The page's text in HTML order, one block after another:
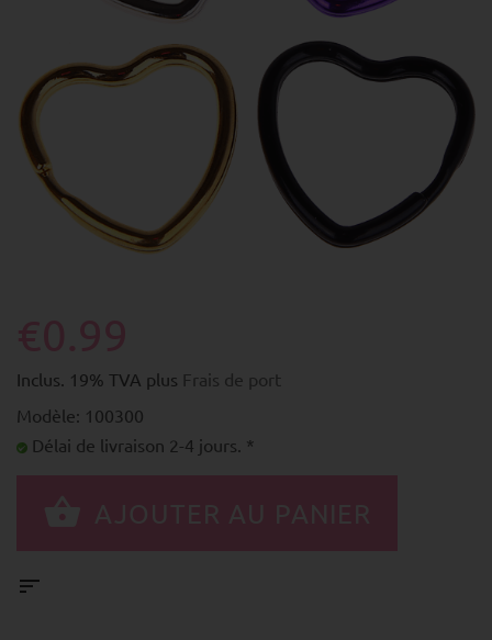
Inclus. 19% TVA plus Frais de port
Modèle: 100300
Délai de livraison 2-4 jours. *